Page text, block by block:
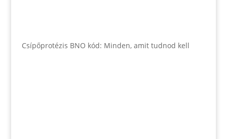
Csípőprotézis BNO kód: Minden, amit tudnod kell